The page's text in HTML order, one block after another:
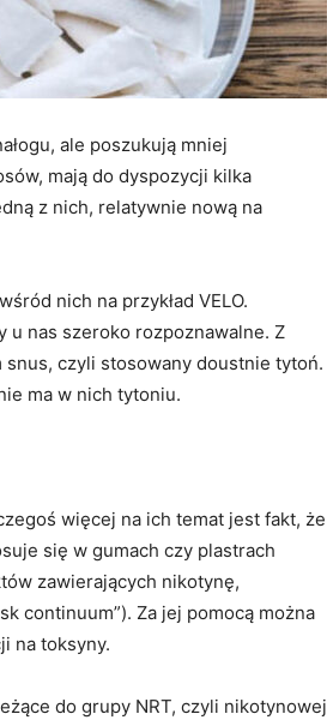
ale poszukują mniej
mają do dyspozycji kilka
z nich, relatywnie nową na
nich na przykład VELO.
u nas szeroko rozpoznawalne. Z
czyli stosowany doustnie tytoń.
ma w nich tytoniu.
więcej na ich temat jest fakt, że
się w gumach czy plastrach
zawierających nikotynę,
continuum”). Za jej pomocą można
na toksyny.
do grupy NRT, czyli nikotynowej